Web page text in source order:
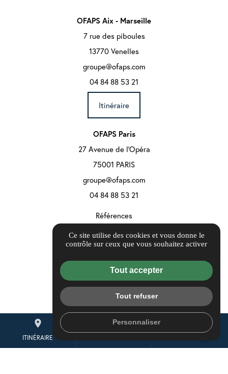
place
ITINÉRAIRE
mail
OFAPS Aix - Marseille
7 rue des piboules
13770 Venelles
groupe@ofaps.com
04 84 88 53 21
Itinéraire
OFAPS Paris
27 Avenue de l'Opéra
75001 PARIS
groupe@ofaps.com
04 84 88 53 21
Références
Informations complémentaires
Mentions légales
Politique de confidentialité
Ce site utilise des cookies et vous donne le
contrôle sur ceux que vous souhaitez activer
Tout accepter
Tout refuser
Personnaliser